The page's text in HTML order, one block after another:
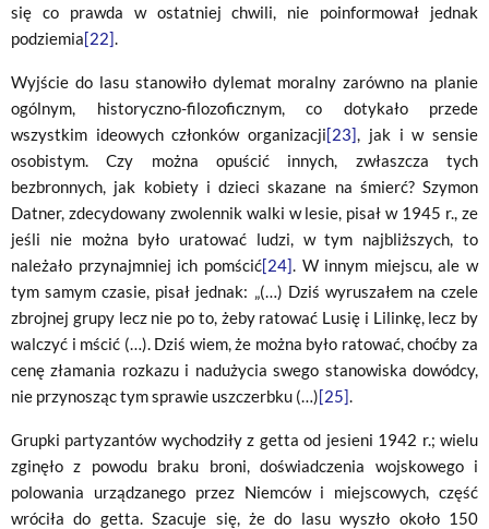
się co prawda w ostatniej chwili, nie poinformował jednak
podziemia[22]
Wyjście do lasu stanowiło dylemat moralny zarówno na planie
ogólnym, historyczno-filozoficznym, co dotykało przede
wszystkim ideowych członków organizacji[23] , jak i w sensie
osobistym. Czy można opuścić innych, zwłaszcza tych
bezbronnych, jak kobiety i dzieci skazane na śmierć? Szymon
Datner, zdecydowany zwolennik walki w lesie, pisał w 1945 r., ze
jeśli nie można było uratować ludzi, w tym najbliższych, to
należało przynajmniej ich pomścić[24] . W innym miejscu, ale w
tym samym czasie, pisał jednak: „(…) Dziś wyruszałem na czele
zbrojnej grupy lecz nie po to, żeby ratować Lusię i Lilinkę, lecz by
walczyć i mścić (…). Dziś wiem, że można było ratować, choćby za
cenę złamania rozkazu i nadużycia swego stanowiska dowódcy,
nie przynosząc tym sprawie uszczerbku (…)[25]
Grupki partyzantów wychodziły z getta od jesieni 1942 r.; wielu
zginęło z powodu braku broni, doświadczenia wojskowego i
polowania urządzanego przez Niemców i miejscowych, część
wróciła do getta. Szacuje się, że do lasu wyszło około 150